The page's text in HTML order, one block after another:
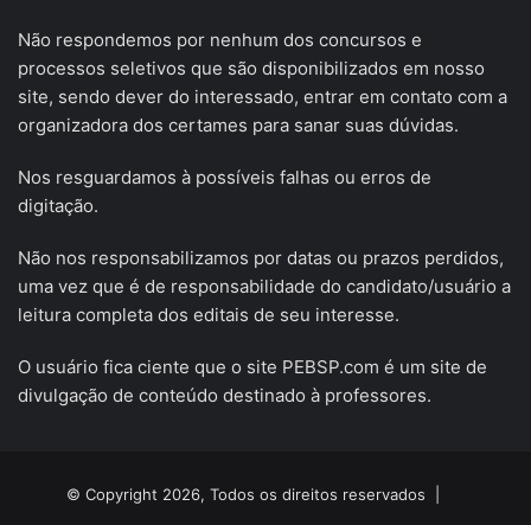
Não respondemos por nenhum dos concursos e
processos seletivos que são disponibilizados em nosso
site, sendo dever do interessado, entrar em contato com a
organizadora dos certames para sanar suas dúvidas.
Nos resguardamos à possíveis falhas ou erros de
digitação.
Não nos responsabilizamos por datas ou prazos perdidos,
uma vez que é de responsabilidade do candidato/usuário a
leitura completa dos editais de seu interesse.
O usuário fica ciente que o site PEBSP.com é um site de
divulgação de conteúdo destinado à professores.
© Copyright 2026, Todos os direitos reservados |